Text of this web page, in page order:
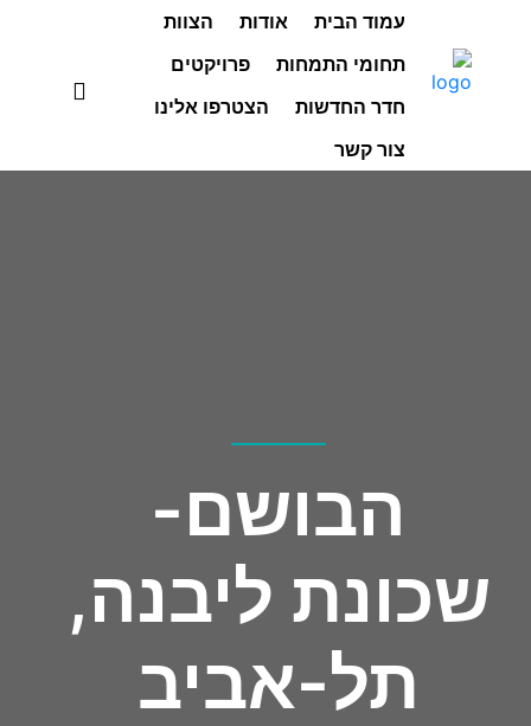
עמוד הבית אודות
הצוות
תחומי התמחות
פרויקטים
חדר החדשות
הצטרפו אלינו
צור קשר
הבושם-
שכונת ליבנה,
תל-אביב